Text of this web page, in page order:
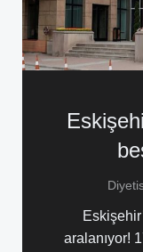
aralanıyor!